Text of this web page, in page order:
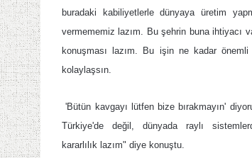
buradaki kabiliyetlerle dünyaya üretim
vermememiz lazım. Bu şehrin buna ihtiyacı
konuşması lazım. Bu işin ne kadar
kolaylaşsın.
'Bütün kavgayı lütfen bize bırakmayın'
Türkiye'de değil, dünyada raylı
kararlılık lazım" diye konuştu.